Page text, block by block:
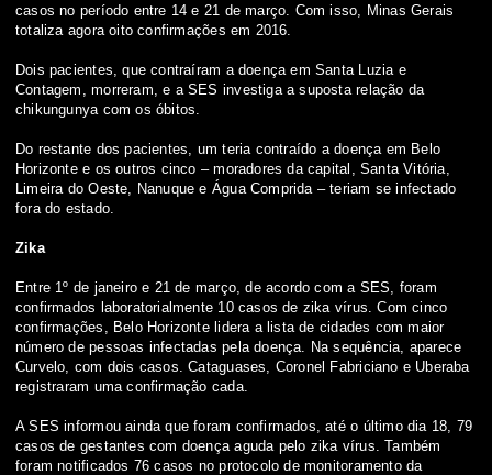
casos no período entre 14 e 21 de março. Com isso, Minas Gerais
totaliza agora oito confirmações em 2016.
Dois pacientes, que contraíram a doença em Santa Luzia e
Contagem, morreram, e a SES investiga a suposta relação da
chikungunya com os óbitos.
Do restante dos pacientes, um teria contraído a doença em Belo
Horizonte e os outros cinco – moradores da capital, Santa Vitória,
Limeira do Oeste, Nanuque e Água Comprida – teriam se infectado
fora do estado.
Zika
Entre 1º de janeiro e 21 de março, de acordo com a SES, foram
confirmados laboratorialmente 10 casos de zika vírus. Com cinco
confirmações, Belo Horizonte lidera a lista de cidades com maior
número de pessoas infectadas pela doença. Na sequência, aparece
Curvelo, com dois casos. Cataguases, Coronel Fabriciano e Uberaba
registraram uma confirmação cada.
A SES informou ainda que foram confirmados, até o último dia 18, 79
casos de gestantes com doença aguda pelo zika vírus. Também
foram notificados 76 casos no protocolo de monitoramento da